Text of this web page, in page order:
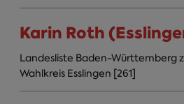
Karin Roth
Landesliste Baden-Württemberg
Wahlkreis Esslingen [261]